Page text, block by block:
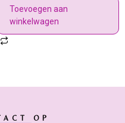
Toevoegen aan
winkelwagen
OP